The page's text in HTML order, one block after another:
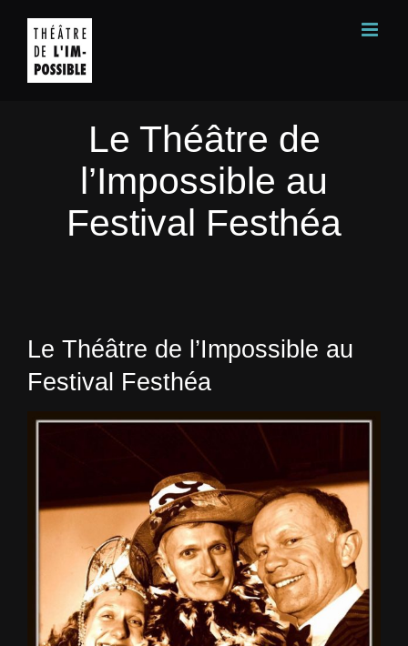
contenu
Le Théâtre de
l’Impossible au
Festival Festhéa
Le Théâtre de l’Impossible au
Festival Festhéa